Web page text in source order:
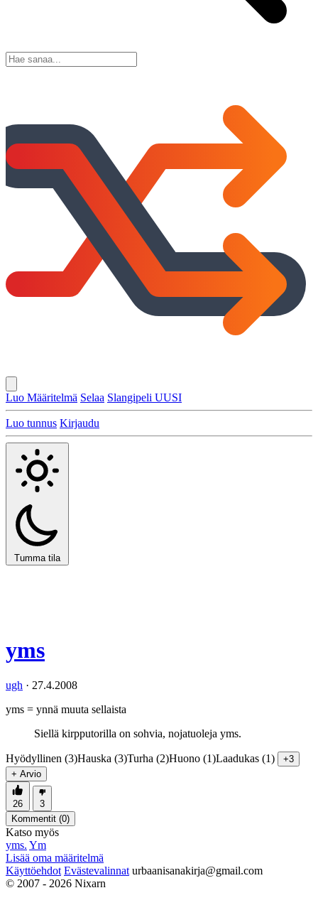
Luo Määritelmä Selaa Slangipeli UUSI
Luo tunnus Kirjaudu
Tumma tila
yms
ugh · 27.4.2008
yms = ynnä muuta sellaista
Siellä kirpputorilla on sohvia, nojatuoleja yms.
Hyödyllinen (3)Hauska (3)Turha (2)Huono (1)Laadukas (1)
+3
+ Arvio
26
3
Kommentit (0)
Katso myös
yms. Ym
Lisää oma määritelmä
Käyttöehdot Evästevalinnat urbaanisanakirja@gmail.com
© 2007 - 2026 Nixarn